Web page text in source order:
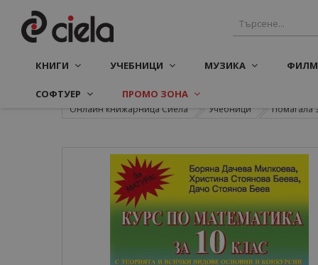
КНИГИ УЧЕБНИЦИ МУЗИКА
СОФТУЕР ПРОМО ЗОНА
Онлайн книжарница Сиела Учебници Помагала